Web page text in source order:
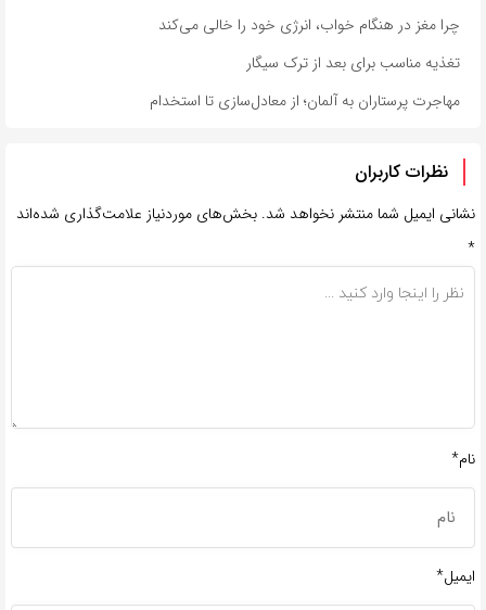
چرا مغز در هنگام خواب، انرژی خود را خالی می‌کند
تغذیه مناسب برای بعد از ترک سیگار
مهاجرت پرستاران به آلمان؛ از معادل‌سازی تا استخدام
نظرات کاربران
نشانی ایمیل شما منتشر نخواهد شد. بخش‌های موردنیاز علامت‌گذاری شده‌اند
*
نام*
ایمیل*